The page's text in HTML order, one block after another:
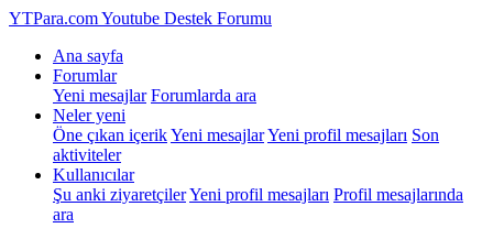
YTPara.comYoutube Destek Forumu
Ana sayfa
Forumlar
Yeni mesajlar Forumlarda ara
Neler yeni
Öne çıkan içerikYeni mesajlarYeni profil mesajları Son
aktiviteler
Kullanıcılar
Şu anki ziyaretçilerYeni profil mesajları Profil mesajlarında
ara